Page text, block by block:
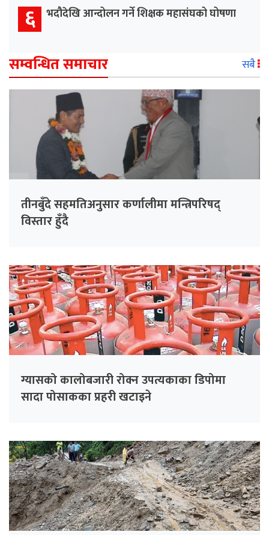
६ भदौदेखि आन्दोलन गर्ने शिक्षक महासंघको घोषणा
सम्वन्धित समाचार सबै
तीनबुँदे सहमतिअनुसार कर्णालीमा मन्त्रिपरिषद्
विस्तार हुँदै
ग्यासको कालोबजारी रोक्न उपत्यकाका डिपोमा
सादा पोसाकका प्रहरी खटाइने